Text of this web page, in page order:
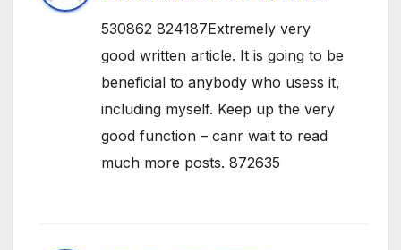
530862 824187Extremely very
good written article. It is going to be
beneficial to anybody who usess it,
including myself. Keep up the very
good function – canr wait to read
much more posts. 872635